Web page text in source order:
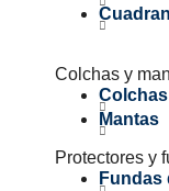
Colchas y
Colchas
Mantas
Protectores y
Fundas